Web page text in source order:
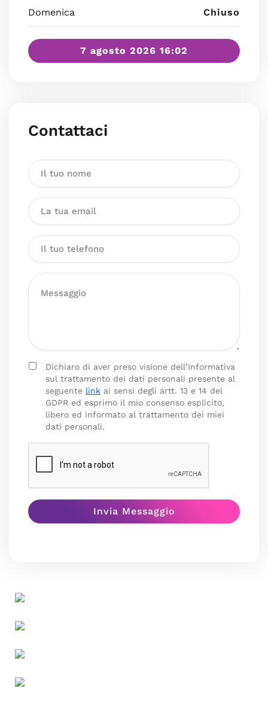
Domenica Chiuso
7 agosto 2026 16:02
Contattaci
Dichiaro di aver preso visione dell’Informativa
sul trattamento dei dati personali presente al
seguente link ai sensi degli artt. 13 e 14 del
GDPR ed esprimo il mio consenso esplicito,
libero ed informato al trattamento dei miei
dati personali.